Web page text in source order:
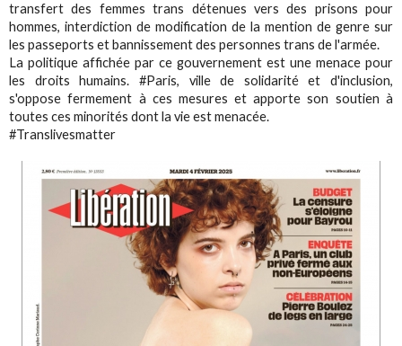
transfert des femmes trans détenues vers des prisons pour
hommes, interdiction de modification de la mention de genre sur
les passeports et bannissement des personnes trans de l'armée.
La politique affichée par ce gouvernement est une menace pour
les droits humains. #Paris, ville de solidarité et d'inclusion,
s'oppose fermement à ces mesures et apporte son soutien à
toutes ces minorités dont la vie est menacée.
#Translivesmatter